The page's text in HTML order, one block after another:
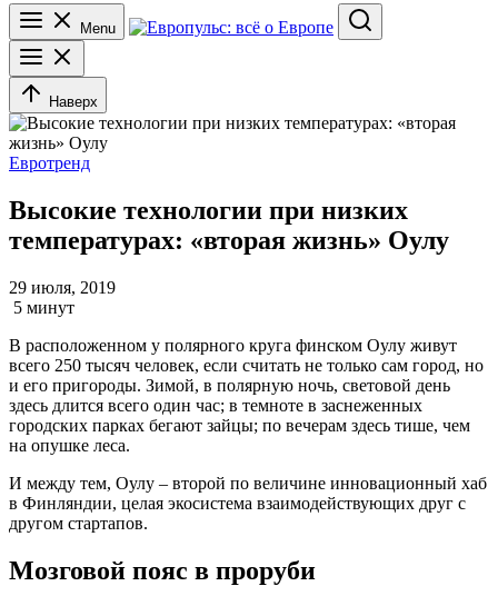
Menu
Search
Наверх
Евротренд
Высокие технологии при низких
температурах: «вторая жизнь» Оулу
29 июля, 2019
5 минут
В расположенном у полярного круга финском Оулу живут
всего 250 тысяч человек, если считать не только сам город, но
и его пригороды. Зимой, в полярную ночь, световой день
здесь длится всего один час; в темноте в заснеженных
городских парках бегают зайцы; по вечерам здесь тише, чем
на опушке леса.
И между тем, Оулу – второй по величине инновационный хаб
в Финляндии, целая экосистема взаимодействующих друг с
другом стартапов.
Мозговой пояс в проруби